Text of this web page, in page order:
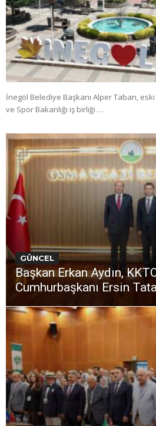
İnegöl Belediye Başkanı Alper Taban,
ve Spor Bakanlığı iş birliği …
GÜNCEL
Başkan Erkan Aydın,
Cumhurbaşkanı Ersin